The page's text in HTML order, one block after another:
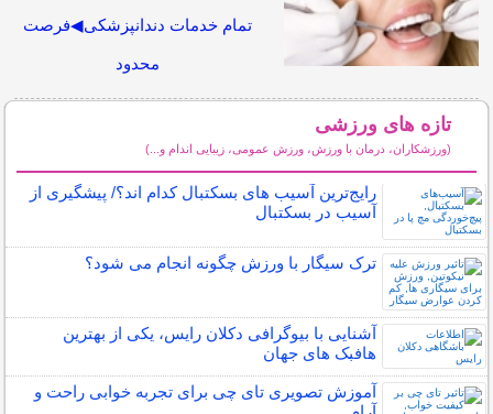
تمام خدمات دندانپزشکی◀فرصت
محدود
تازه های ورزشی
(ورزشکاران، درمان با ورزش، ورزش عمومی، زیبایی اندام و...)
رایج‌ترین آسیب های بسکتبال کدام اند؟/ پیشگیری از
آسیب در بسکتبال
ترک سیگار با ورزش چگونه انجام می شود؟
آشنایی با بیوگرافی دکلان رایس، یکی از بهترین
هافبک های جهان
آموزش تصویری تای چی برای تجربه خوابی راحت و